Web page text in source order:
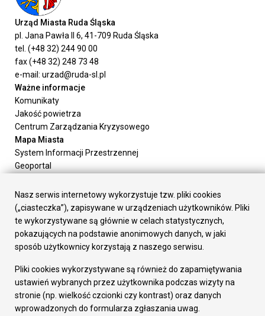
Urząd Miasta Ruda Śląska
pl. Jana Pawła II 6, 41-709 Ruda Śląska
tel. (+48 32) 244 90 00
fax (+48 32) 248 73 48
e-mail: urzad@ruda-sl.pl
Ważne informacje
Komunikaty
Jakość powietrza
Centrum Zarządzania Kryzysowego
Mapa Miasta
System Informacji Przestrzennej
Geoportal
Załatw sprawę
Prezydent Miasta
Rada Miasta
Wydziały
Elektroniczna Skrzynka Podawcza
Gospodarka
Fundusze europejskie
Środki krajowe
Oferty inwestycyjne
Nasz serwis internetowy wykorzystuje tzw. pliki cookies
(„ciasteczka”), zapisywane w urządzeniach użytkowników. Pliki
te wykorzystywane są głównie w celach statystycznych,
pokazujących na podstawie anonimowych danych, w jaki
sposób użytkownicy korzystają z naszego serwisu.
Pliki cookies wykorzystywane są również do zapamiętywania
ustawień wybranych przez użytkownika podczas wizyty na
stronie (np. wielkość czcionki czy kontrast) oraz danych
wprowadzonych do formularza zgłaszania uwag.